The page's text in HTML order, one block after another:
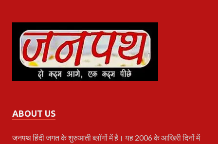
ABOUT US
जनपथहिंदी जगत के शुरुआती ब्लॉगों में है। यह 2006 के आखिरी दिनों में